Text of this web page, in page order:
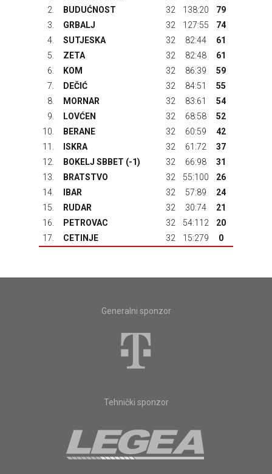
2.
BUDUĆNOST 32 138:20
79
3.
GRBALJ 32 127:55
74
4.
SUTJESKA 32 82:44
61
5.
ZETA 32 82:48
61
6.
KOM 32 86:39
59
7.
DEČIĆ 32 84:51
55
8.
MORNAR 32 83:61
54
9.
LOVĆEN 32 68:58
52
10.
BERANE 32 60:59
42
11.
ISKRA 32 61:72
37
12.
BOKELJ SBBET (-1) 32 66:98
31
13.
BRATSTVO 32 55:100
26
14.
IBAR 32 57:89
24
15.
RUDAR 32 30:74
21
16.
PETROVAC 32 54:112
20
17.
CETINJE 32 15:279 0
Generalni sponzor
Tehnički sponzor